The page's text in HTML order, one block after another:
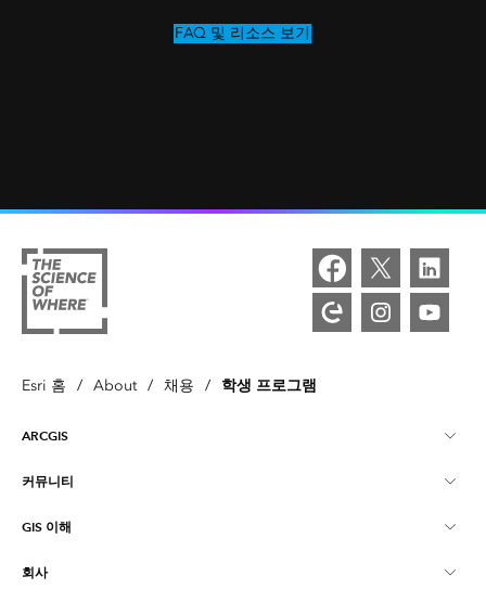
FAQ 및 리소스 보기
Esri 홈 / About / 채용 / 학생 프로그램
ARCGIS
ArcGIS Overview
매핑
커뮤니티
Esri 커뮤니티
ArcGIS Blog
GIS 이해
GIS란?
회사